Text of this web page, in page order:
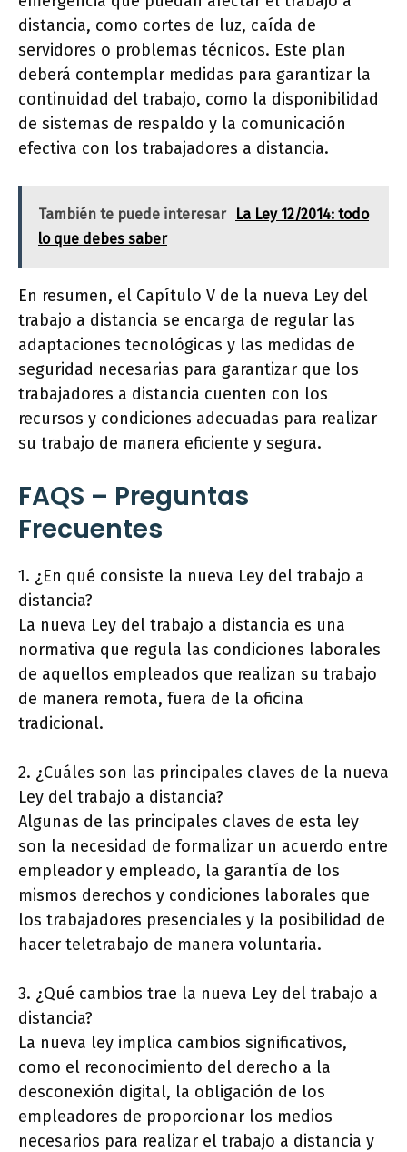
distancia, como cortes de luz, caída de
servidores o problemas técnicos. Este plan
deberá contemplar medidas para garantizar la
continuidad del trabajo, como la disponibilidad
de sistemas de respaldo y la comunicación
efectiva con los trabajadores a distancia.
También te puede interesar
La Ley 12/2014: todo
lo que debes saber
En resumen, el Capítulo V de la nueva Ley del
trabajo a distancia se encarga de regular las
adaptaciones tecnológicas y las medidas de
seguridad necesarias para garantizar que los
trabajadores a distancia cuenten con los
recursos y condiciones adecuadas para realizar
su trabajo de manera eficiente y segura.
FAQS – Preguntas
Frecuentes
1. ¿En qué consiste la nueva Ley del trabajo a
distancia?
La nueva Ley del trabajo a distancia es una
normativa que regula las condiciones laborales
de aquellos empleados que realizan su trabajo
de manera remota, fuera de la oficina
tradicional.
2. ¿Cuáles son las principales claves de la nueva
Ley del trabajo a distancia?
Algunas de las principales claves de esta ley
son la necesidad de formalizar un acuerdo entre
empleador y empleado, la garantía de los
mismos derechos y condiciones laborales que
los trabajadores presenciales y la posibilidad de
hacer teletrabajo de manera voluntaria.
3. ¿Qué cambios trae la nueva Ley del trabajo a
distancia?
La nueva ley implica cambios significativos,
como el reconocimiento del derecho a la
desconexión digital, la obligación de los
empleadores de proporcionar los medios
necesarios para realizar el trabajo a distancia y